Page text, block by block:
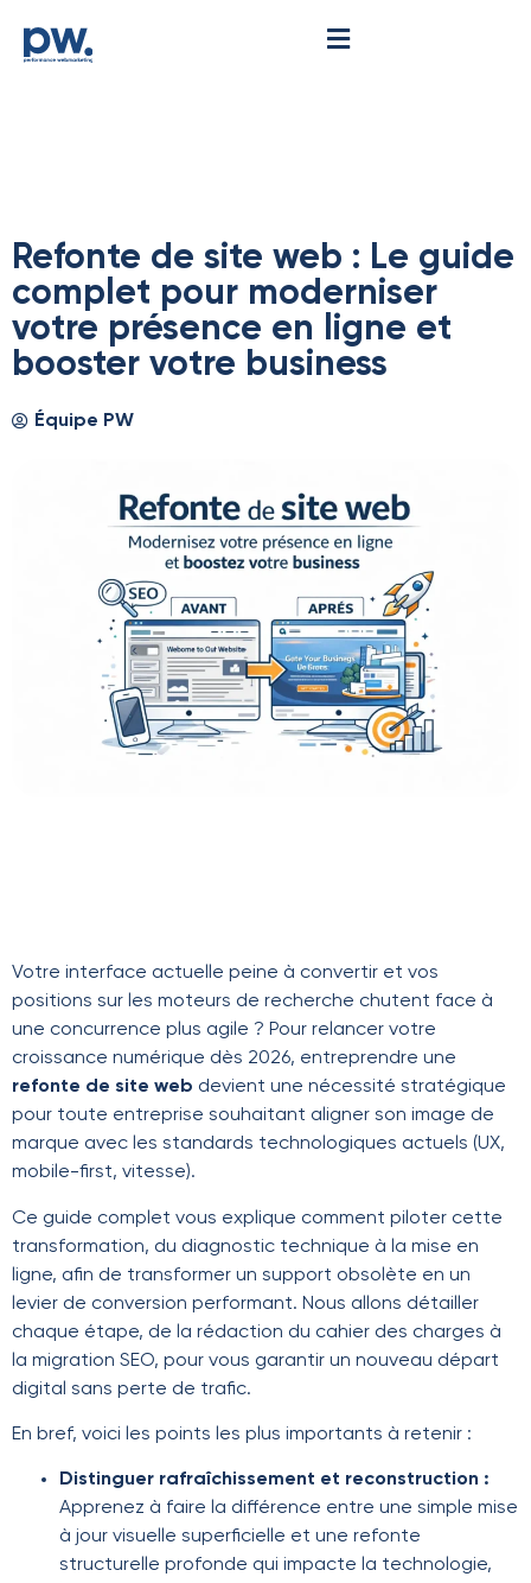
Refonte de site web : Le guide
complet pour moderniser
votre présence en ligne et
booster votre business
Équipe PW
Votre interface actuelle peine à convertir et vos
positions sur les moteurs de recherche chutent face à
une concurrence plus agile ? Pour relancer votre
croissance numérique dès 2026, entreprendre une
refonte de site web devient une nécessité stratégique
pour toute entreprise souhaitant aligner son image de
marque avec les standards technologiques actuels (UX,
mobile-first, vitesse).
Ce guide complet vous explique comment piloter cette
transformation, du diagnostic technique à la mise en
ligne, afin de transformer un support obsolète en un
levier de conversion performant. Nous allons détailler
chaque étape, de la rédaction du cahier des charges à
la migration SEO, pour vous garantir un nouveau départ
digital sans perte de trafic.
En bref, voici les points les plus importants à retenir :
Distinguer rafraîchissement et reconstruction :
Apprenez à faire la différence entre une simple mise
à jour visuelle superficielle et une refonte
structurelle profonde qui impacte la technologie,